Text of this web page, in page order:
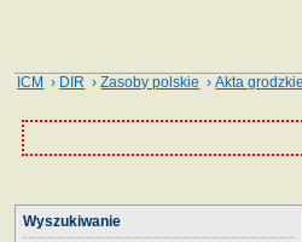
ICM › DIR ›Zasoby polskie ›Akta
Wyszukiwanie